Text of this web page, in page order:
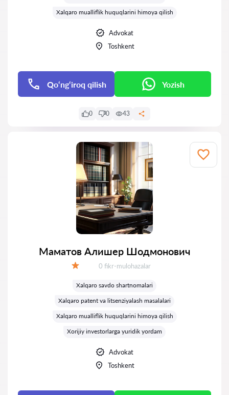
Xalqaro mualliflik huquqlarini himoya qilish
Advokat
Toshkent
Qo‘ng‘iroq qilish Yozish
0 0 43
Маматов Алишер Шодмонович
Fikrlar:
0 fikr-mulohazalar
Xalqaro savdo shartnomalari
Xalqaro patent va litsenziyalash masalalari
Xalqaro mualliflik huquqlarini himoya qilish
Xorijiy investorlarga yuridik yordam
Advokat
Toshkent